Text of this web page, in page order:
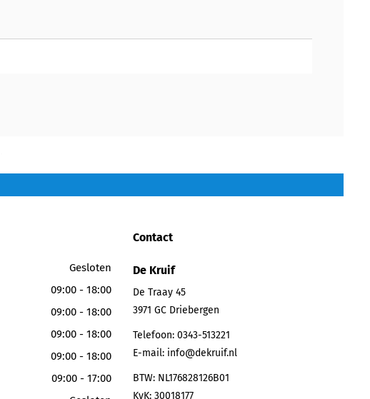
Gesloten
09:00 - 18:00
09:00 - 18:00
09:00 - 18:00
09:00 - 18:00
09:00 - 17:00
Contact
De Kruif
De Traay 45
3971 GC Driebergen
Telefoon: 0343-513221
E-mail: info@dekruif.nl
BTW: NL176828126B01
KvK: 30018177